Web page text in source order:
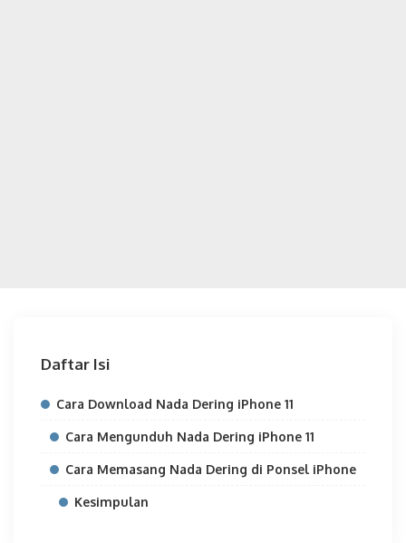
Daftar Isi
Cara Download Nada Dering iPhone 11
Cara Mengunduh Nada Dering iPhone 11
Cara Memasang Nada Dering di Ponsel iPhone
Kesimpulan